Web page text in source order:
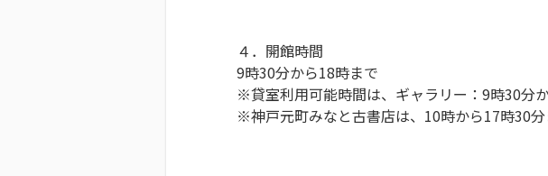
４．開館時間
9時30分から18時まで
※貸室利用可能時間は、ギャラリー：9時30分
※神戸元町みなと古書店は、10時から17時30